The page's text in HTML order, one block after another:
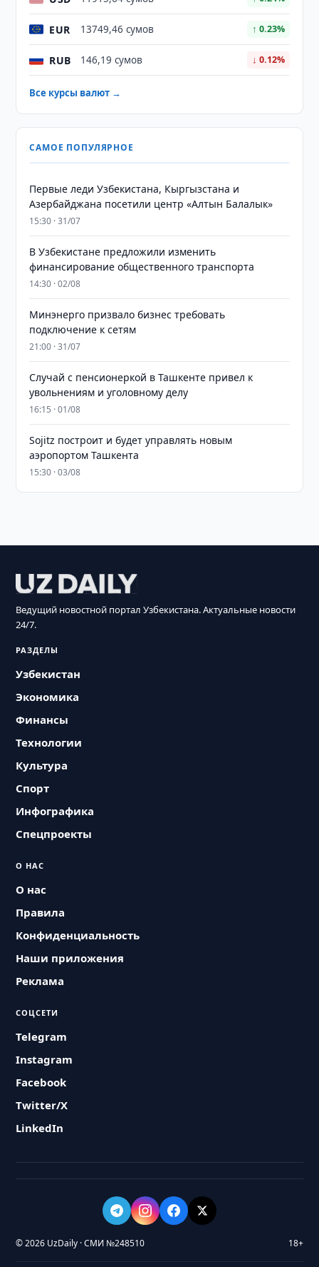
EUR 13749,46 сумов ↑ 0.23%
RUB 146,19 сумов ↓ 0.12%
Все курсы валют →
САМОЕ ПОПУЛЯРНОЕ
Первые леди Узбекистана, Кыргызстана и
Азербайджана посетили центр «Алтын Балалык»
15:30 · 31/07
В Узбекистане предложили изменить
финансирование общественного транспорта
14:30 · 02/08
Минэнерго призвало бизнес требовать
подключение к сетям
21:00 · 31/07
Случай с пенсионеркой в Ташкенте привел к
увольнениям и уголовному делу
16:15 · 01/08
Sojitz построит и будет управлять новым
аэропортом Ташкента
15:30 · 03/08
Ведущий новостной портал Узбекистана. Актуальные новости
24/7.
РАЗДЕЛЫ
Узбекистан
Экономика
Финансы
Технологии
Культура
Спорт
Инфографика
Спецпроекты
О НАС
О нас
Правила
Конфиденциальность
Наши приложения
Реклама
СОЦСЕТИ
Telegram
Instagram
Facebook
Twitter/X
LinkedIn
© 2026 UzDaily · СМИ №248510 18+